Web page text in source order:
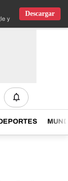
y IOS
Descargar